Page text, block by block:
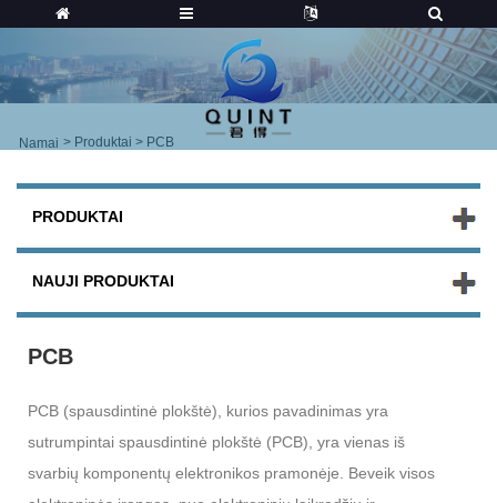
Namai > Produktai > PCB
PRODUKTAI
NAUJI PRODUKTAI
PCB
PCB (spausdintinė plokštė), kurios pavadinimas yra
sutrumpintai spausdintinė plokštė (PCB), yra vienas iš
svarbių komponentų elektronikos pramonėje. Beveik visos